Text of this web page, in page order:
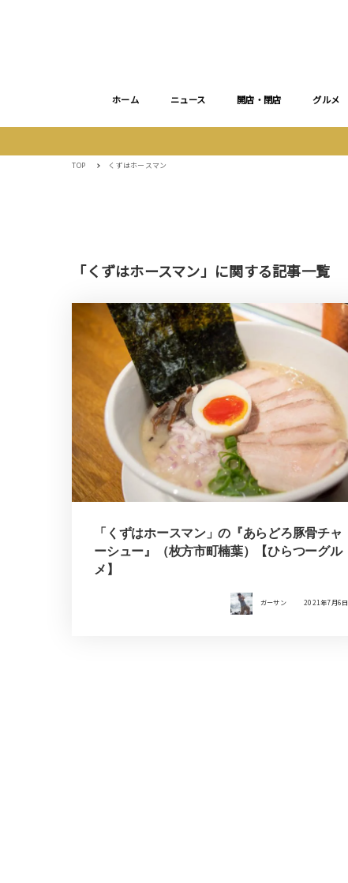
ホーム ニュース 開店・閉店 グルメ
TOP くずはホースマン
「くずはホースマン」に関する記事一覧
「くずはホースマン」の『あらどろ豚骨チャ
ーシュー』（枚方市町楠葉）【ひらつーグル
メ】
ガーサン 2021年7月6日